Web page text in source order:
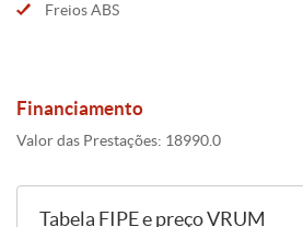
Freios ABS
Financiamento
Valor das Prestações: 18990.0
Tabela FIPE e preço VRUM